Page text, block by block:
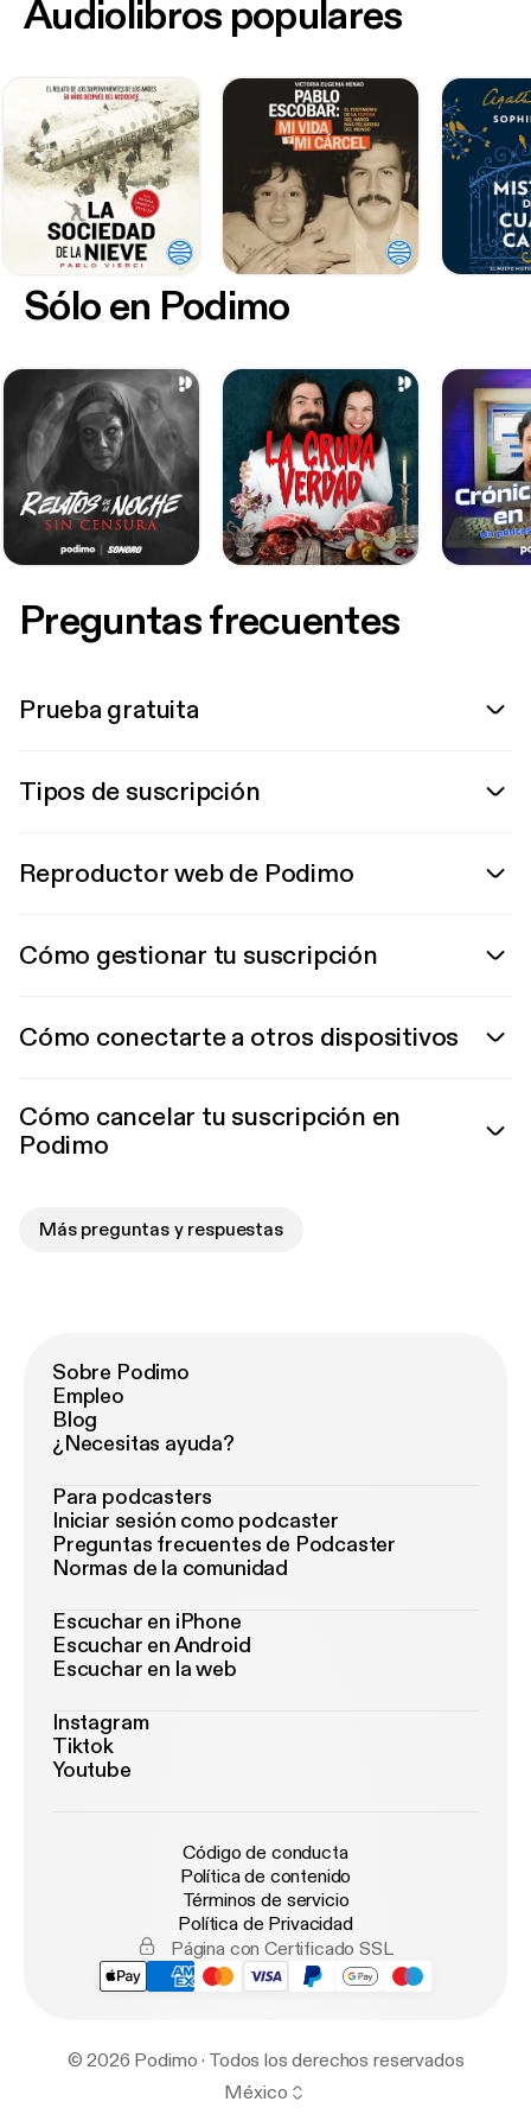
Sólo en Podimo
Audiolibros populares
Preguntas frecuentes
Prueba gratuita
Tipos de suscripción
Reproductor web de Podimo
Cómo gestionar tu suscripción
Cómo conectarte a otros dispositivos
Cómo cancelar tu suscripción en
Podimo
Más preguntas y respuestas
Sobre Podimo
Empleo
Blog
¿Necesitas ayuda?
Para podcasters
Iniciar sesión como podcaster
Preguntas frecuentes de Podcaster
Normas de la comunidad
Escuchar en iPhone
Escuchar en Android
Escuchar en la web
Instagram
Tiktok
Youtube
Código de conducta
Política de contenido
Términos de servicio
Política de Privacidad
Página con Certificado SSL
© 2026 Podimo · Todos los derechos reservados
México